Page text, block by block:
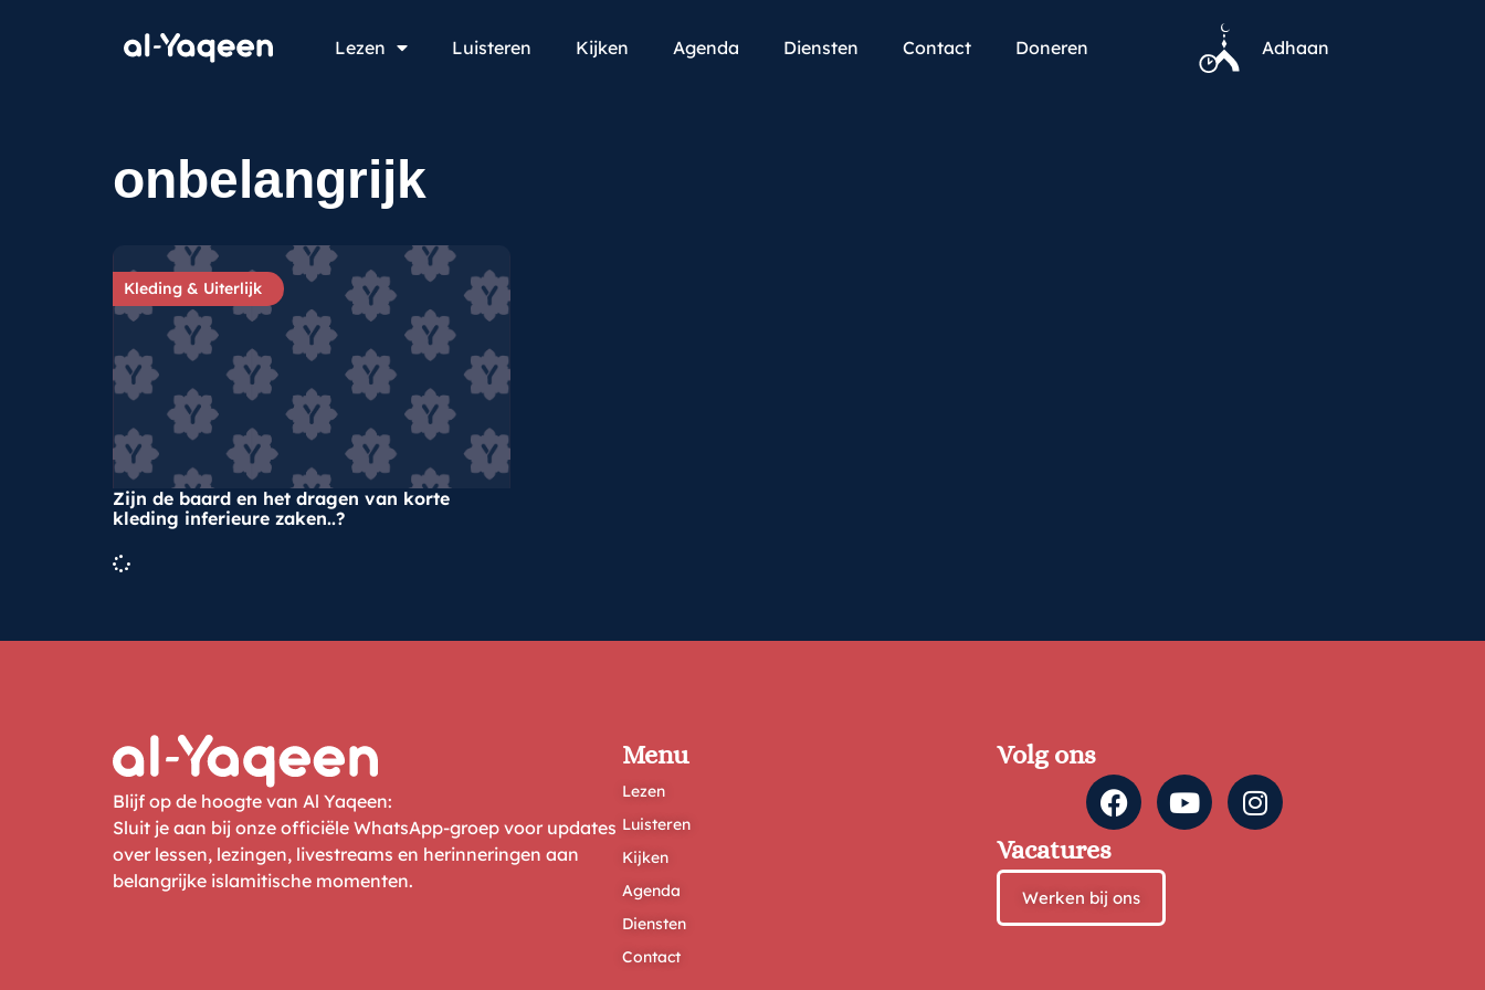
Lezen Luisteren Kijken Agenda Diensten Contact Doneren Adhaan
onbelangrijk
Kleding & Uiterlijk
Zijn de baard en het dragen van korte
kleding inferieure zaken..?
Blijf op de hoogte van Al Yaqeen:
Sluit je aan bij onze officiële WhatsApp-groep voor updates
over lessen, lezingen, livestreams en herinneringen aan
belangrijke islamitische momenten.
Menu
Lezen
Luisteren
Kijken
Agenda
Diensten
Contact
Volg ons
Vacatures
Werken bij ons